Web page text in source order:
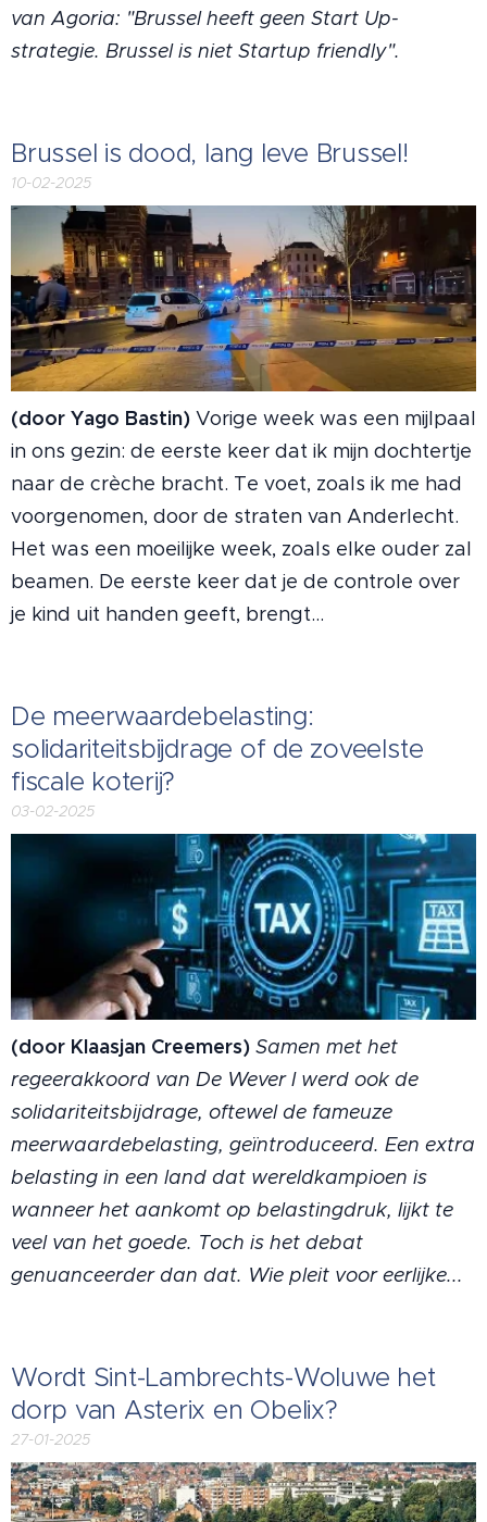
van Agoria: "Brussel heeft geen Start Up-
strategie. Brussel is niet Startup friendly".
Brussel is dood, lang leve Brussel!
10-02-2025
(door Yago Bastin) Vorige week was een mijlpaal
in ons gezin: de eerste keer dat ik mijn dochtertje
naar de crèche bracht. Te voet, zoals ik me had
voorgenomen, door de straten van Anderlecht.
Het was een moeilijke week, zoals elke ouder zal
beamen. De eerste keer dat je de controle over
je kind uit handen geeft, brengt...
De meerwaardebelasting:
solidariteitsbijdrage of de zoveelste
fiscale koterij?
03-02-2025
(door Klaasjan Creemers) Samen met het
regeerakkoord van De Wever I werd ook de
solidariteitsbijdrage, oftewel de fameuze
meerwaardebelasting, geïntroduceerd. Een extra
belasting in een land dat wereldkampioen is
wanneer het aankomt op belastingdruk, lijkt te
veel van het goede. Toch is het debat
genuanceerder dan dat. Wie pleit voor eerlijke...
Wordt Sint-Lambrechts-Woluwe het
dorp van Asterix en Obelix?
27-01-2025